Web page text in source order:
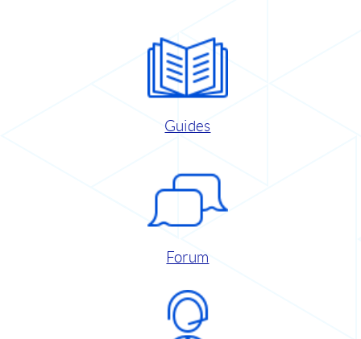
Guides
Forum